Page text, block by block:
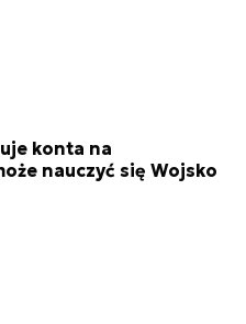
konta na
nauczyć się Wojsko